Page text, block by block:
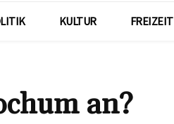
KULTUR FREIZEIT
an?